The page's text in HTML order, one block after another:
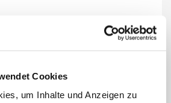
Cookies
um Inhalte und Anzeigen zu
Jugendschutz, zum anderen die
mit diesem
NDR
(16.08.2023). Die
dass es in anderen